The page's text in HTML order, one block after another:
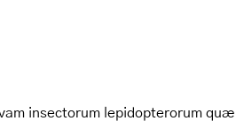
insectorum lepidopterorum